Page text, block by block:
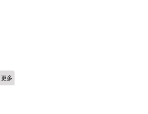
更多